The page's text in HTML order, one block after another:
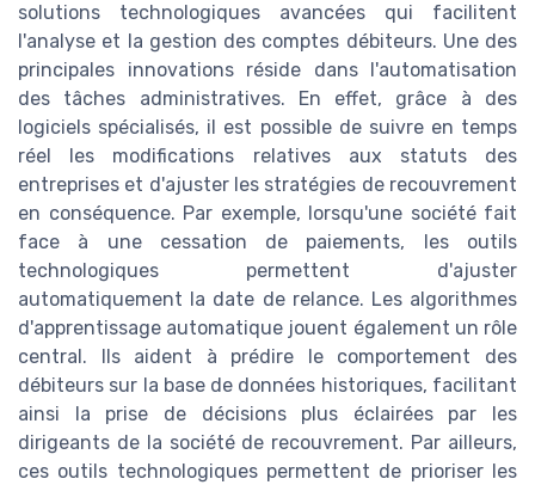
solutions technologiques avancées qui facilitent
l'analyse et la gestion des comptes débiteurs. Une des
principales innovations réside dans l'automatisation
des tâches administratives. En effet, grâce à des
logiciels spécialisés, il est possible de suivre en temps
réel les modifications relatives aux statuts des
entreprises et d'ajuster les stratégies de recouvrement
en conséquence. Par exemple, lorsqu'une société fait
face à une cessation de paiements, les outils
technologiques permettent d'ajuster
automatiquement la date de relance. Les algorithmes
d'apprentissage automatique jouent également un rôle
central. Ils aident à prédire le comportement des
débiteurs sur la base de données historiques, facilitant
ainsi la prise de décisions plus éclairées par les
dirigeants de la société de recouvrement. Par ailleurs,
ces outils technologiques permettent de prioriser les